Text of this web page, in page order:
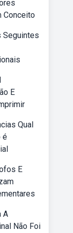
Conceito
Seguintes
E
Qual
é
E
A
Não Foi